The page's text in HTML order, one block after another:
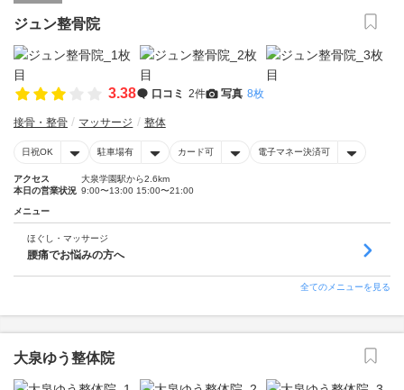
ジュン整骨院
3.38 口コミ 2件 写真 8枚
接骨・整骨 マッサージ 整体
日祝OK 駐車場有 カード可 電子マネー決済可
アクセス
大泉学園駅から2.6km
本日の営業状況 9:00〜13:00 15:00〜21:00
メニュー
ほぐし・マッサージ
腰痛でお悩みの方へ
全てのメニューを見る
大泉ゆう整体院